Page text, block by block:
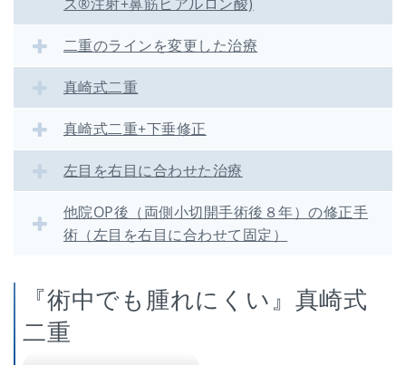
二重のラインを変更した治療
真崎式二重
真崎式二重+下垂修正
左目を右目に合わせた治療
他院OP後（両側小切開手術後８年）の修正手
術（左目を右目に合わせて固定）
『術中でも腫れにくい』真崎式
二重